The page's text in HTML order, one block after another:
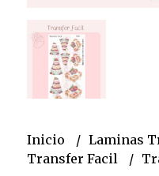
Inicio
Laminas
Transfer Facil